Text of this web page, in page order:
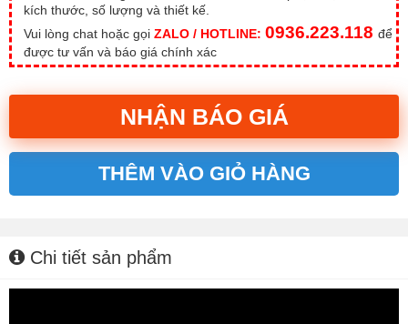
kích thước, số lượng và thiết kế.
Vui lòng chat hoặc gọi ZALO / HOTLINE: 0936.223.118 để
được tư vấn và báo giá chính xác
NHẬN BÁO GIÁ
THÊM VÀO GIỎ HÀNG
Chi tiết sản phẩm